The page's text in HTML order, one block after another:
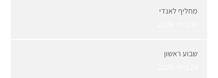
מחליף לאנדי
שבוע ראשון